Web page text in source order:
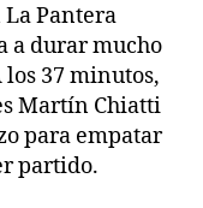
Pantera
a durar mucho
37 minutos,
Martín Chiatti
para empatar
partido.